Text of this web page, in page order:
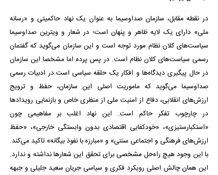
در نقطه مقابل، سازمان صداوسیما به عنوان یک نهاد حاکمیتی و «رسانه
ملی» دارای یک لایه ظاهر و پنهان است؛ در شعار و ویترین صداوسیما
سیاست‌های کلان نظام مورد توجه است و این سازمان می‌گوید که گفتمان
رسمی سیاست‌های کلان نظام است. در پس پرده اما مشخصا این سازمان
در حال پیگیری دیدگاه‌ها و افکار یک حلقه سیاسی است.در ادبیات رسمی
صداوسیما می‌گوید که ماموریت اصلی این سازمان، حفظ و ترویج
ارزش‌های انقلابی، دفاع از امنیت ملی از منظری خاص و بازنمایی رویدادها
در چارچوب تفکر حاکم است. این نهاد اغلب بر مفاهیمی چون
«استکبارستیزی»، «خودکفایی اقتصادی بدون وابستگی خارجی»، «حفظ
ارزش‌های فرهنگی و اجتماعی سنتی» و «مبارزه با نفوذ بیگانه» تاکید می‌کند.
با این وجود هیچ راه‌حل مشخصی برای تحقق این شعارها نداشته و ندارد.
این همان چالش اصلی رویکرد فکری و سیاسی جریان سعید جلیلی و جبهه